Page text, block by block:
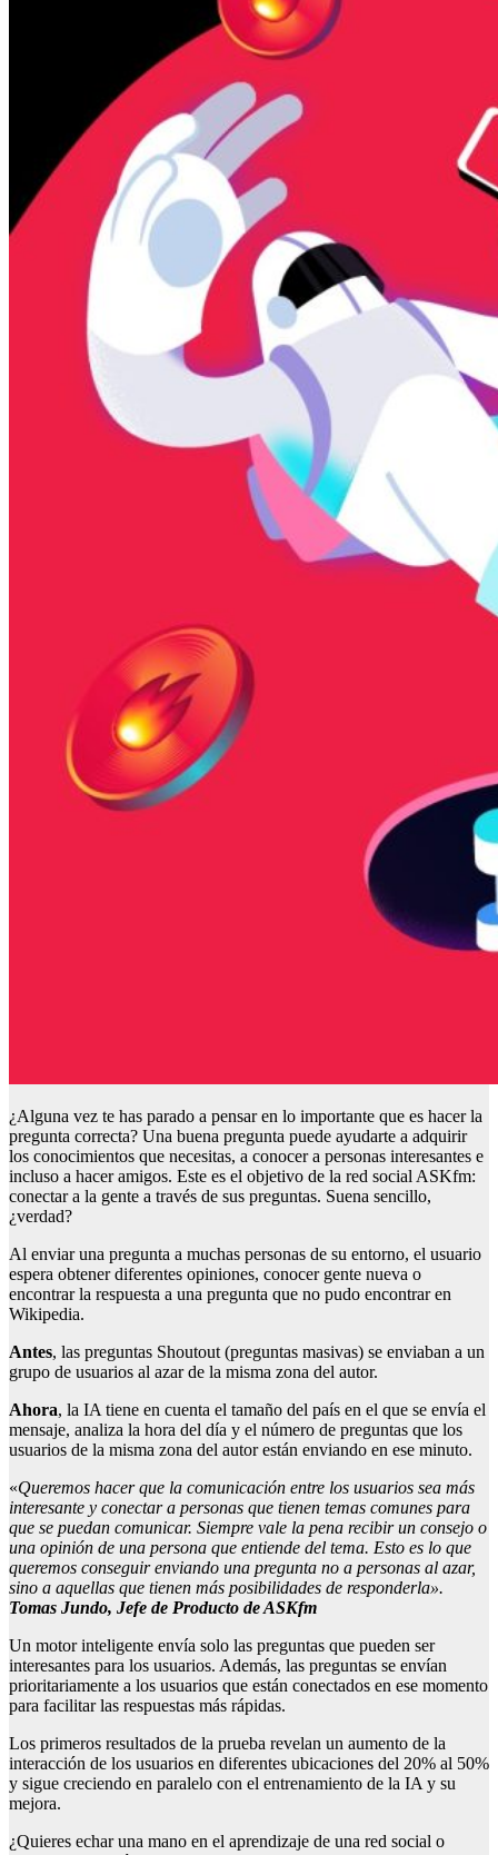
¿Alguna vez te has parado a pensar en lo importante que es hacer la
pregunta correcta? Una buena pregunta puede ayudarte a adquirir
los conocimientos que necesitas, a conocer a personas interesantes e
incluso a hacer amigos. Este es el objetivo de la red social ASKfm:
conectar a la gente a través de sus preguntas. Suena sencillo,
¿verdad?
Al enviar una pregunta a muchas personas de su entorno, el usuario
espera obtener diferentes opiniones, conocer gente nueva o
encontrar la respuesta a una pregunta que no pudo encontrar en
Wikipedia.
Antes, las preguntas Shoutout (preguntas masivas) se enviaban a un
grupo de usuarios al azar de la misma zona del autor.
Ahora, la IA tiene en cuenta el tamaño del país en el que se envía el
mensaje, analiza la hora del día y el número de preguntas que los
usuarios de la misma zona del autor están enviando en ese minuto.
«Queremos hacer que la comunicación entre los usuarios sea más
interesante y conectar a personas que tienen temas comunes para
que se puedan comunicar. Siempre vale la pena recibir un consejo o
una opinión de una persona que entiende del tema. Esto es lo que
queremos conseguir enviando una pregunta no a personas al azar,
sino a aquellas que tienen más posibilidades de responderla».
Tomas Jundo, Jefe de Producto de ASKfm
Un motor inteligente envía solo las preguntas que pueden ser
interesantes para los usuarios. Además, las preguntas se envían
prioritariamente a los usuarios que están conectados en ese momento
para facilitar las respuestas más rápidas.
Los primeros resultados de la prueba revelan un aumento de la
interacción de los usuarios en diferentes ubicaciones del 20% al 50%
y sigue creciendo en paralelo con el entrenamiento de la IA y su
mejora.
¿Quieres echar una mano en el aprendizaje de una red social o